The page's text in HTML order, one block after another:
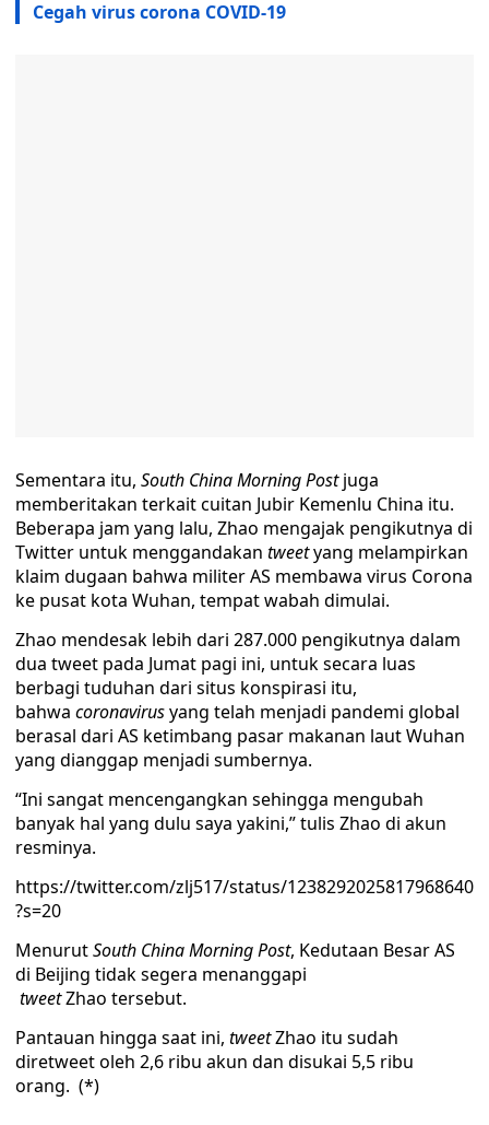
Cegah virus corona COVID-19
Sementara itu, South China Morning Postjuga
memberitakan terkait cuitan Jubir Kemenlu China itu.
Beberapa jam yang lalu, Zhao mengajak pengikutnya di
Twitter untuk menggandakan tweetyang melampirkan
klaim dugaan bahwa militer AS membawa virus Corona
ke pusat kota Wuhan, tempat wabah dimulai.
Zhao mendesak lebih dari 287.000 pengikutnya dalam
dua tweet pada Jumat pagi ini, untuk secara luas
berbagi tuduhan dari situs konspirasi itu,
bahwa coronavirusyang telah menjadi pandemi global
berasal dari AS ketimbang pasar makanan laut Wuhan
yang dianggap menjadi sumbernya.
“Ini sangat mencengangkan sehingga mengubah
banyak hal yang dulu saya yakini,” tulis Zhao di akun
resminya.
https://twitter.com/zlj517/status/1238292025817968640
?s=20
MenurutSouth China Morning Post, Kedutaan Besar AS
di Beijing tidak segera menanggapi
tweetZhao tersebut.
Pantauan hingga saat ini, tweetZhao itu sudah
diretweet oleh 2,6 ribu akun dan disukai 5,5 ribu
orang. (*)